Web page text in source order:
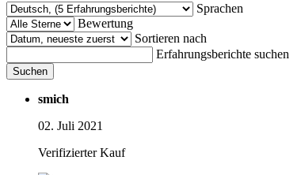
Sprachen
Bewertung
Sortieren nach
Erfahrungsberichte suchen
Suchen
smich
02. Juli 2021
Verifizierter Kauf